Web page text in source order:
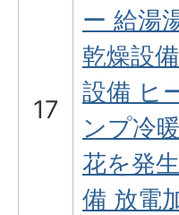
17
ー 給湯
乾燥設
設備 ヒ
ンプ冷
花を発
備 放電